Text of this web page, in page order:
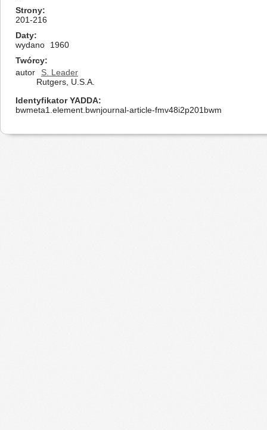
Strony
201-216
Daty
wydano
1960
Twórcy
autor
S. Leader
Rutgers, U.S.A.
Identyfikator YADDA
bwmeta1.element.bwnjournal-article-fmv48i2p201bwm